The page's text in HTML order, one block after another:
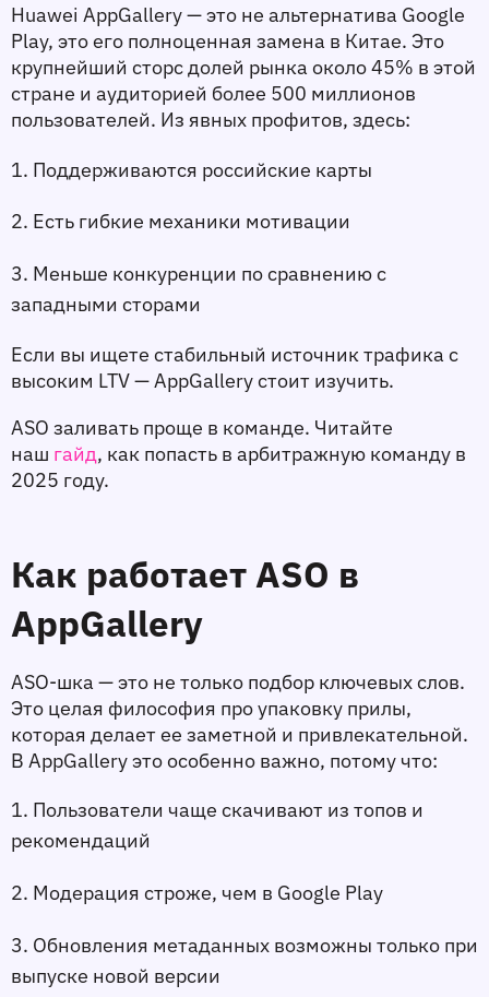
Huawei AppGallery — это не альтернатива Google
Play, это его полноценная замена в Китае. Это
крупнейший сторс долей рынка около 45% в этой
стране и аудиторией более 500 миллионов
пользователей. Из явных профитов, здесь:
1. Поддерживаются российские карты
2. Есть гибкие механики мотивации
3. Меньше конкуренции по сравнению с
западными сторами
Если вы ищете стабильный источник трафика с
высоким LTV — AppGallery стоит изучить.
ASO заливать проще в команде. Читайте
наш гайд, как попасть в арбитражную команду в
2025 году.
Как работает ASO в
AppGallery
ASO-шка — это не только подбор ключевых слов.
Это целая философия про упаковку прилы,
которая делает ее заметной и привлекательной.
В AppGallery это особенно важно, потому что:
1. Пользователи чаще скачивают из топов и
рекомендаций
2. Модерация строже, чем в Google Play
3. Обновления метаданных возможны только при
выпуске новой версии